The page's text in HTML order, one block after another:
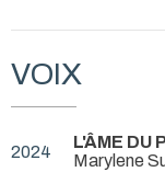
VOIX
2024 L'ÂME DU
Marylene